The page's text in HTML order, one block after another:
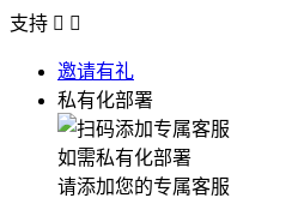
支持  
邀请有礼
私有化部署
如需私有化部署
请添加您的专属客服